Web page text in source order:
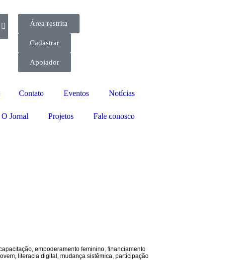
Área restrita
Cadastrar
Apoiador
Contato Eventos Notícias
O Jornal Projetos Fale conosco
, empoderamento feminino, financiamento
literacia digital mudança sistêmica participação